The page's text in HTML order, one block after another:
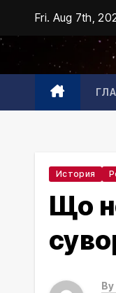
content
Fri. Aug 7th,
История
Що
By